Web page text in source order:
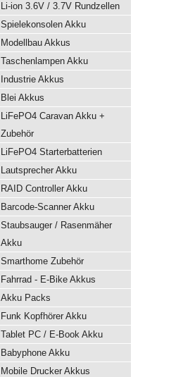
Li-ion 3.6V / 3.7V Rundzellen
Spielekonsolen Akku
Modellbau Akkus
Taschenlampen Akku
Industrie Akkus
Blei Akkus
LiFePO4 Caravan Akku +
Zubehör
LiFePO4 Starterbatterien
Lautsprecher Akku
RAID Controller Akku
Barcode-Scanner Akku
Staubsauger / Rasenmäher
Akku
Smarthome Zubehör
Fahrrad - E-Bike Akkus
Akku Packs
Funk Kopfhörer Akku
Tablet PC / E-Book Akku
Babyphone Akku
Mobile Drucker Akkus